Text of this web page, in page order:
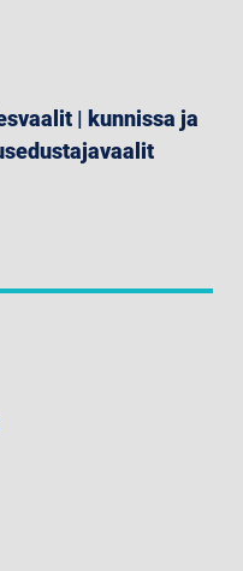
| kunnissa ja